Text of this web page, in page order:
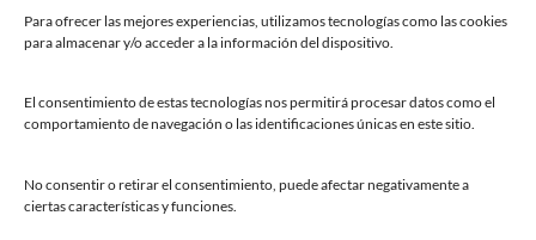
Para ofrecer las mejores experiencias, utilizamos tecnologías como las cookies
para almacenar y/o acceder a la información del dispositivo.
El consentimiento de estas tecnologías nos permitirá procesar datos como el
comportamiento de navegación o las identificaciones únicas en este sitio.
No consentir o retirar el consentimiento, puede afectar negativamente a
ciertas características y funciones.
Horarios y contacto
Teléfonos de interés
Chatbot Siero
SEDES ELECTRÓNICAS
Sede del Ayuntamiento de Siero